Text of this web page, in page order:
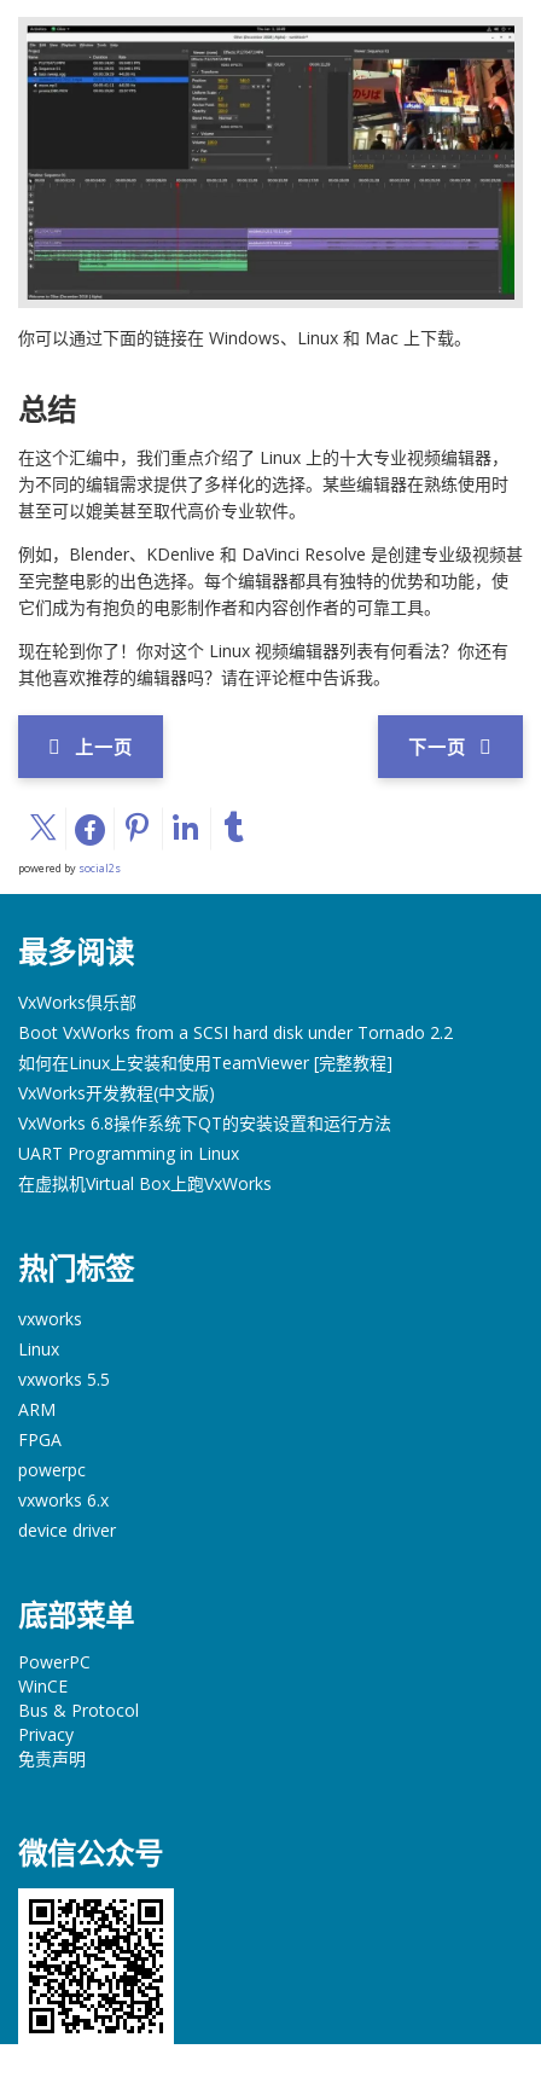
你可以通过下面的链接在 Windows、Linux 和 Mac 上下载。
总结
在这个汇编中，我们重点介绍了 Linux 上的十大专业视频编辑器，
为不同的编辑需求提供了多样化的选择。某些编辑器在熟练使用时
甚至可以媲美甚至取代高价专业软件。
例如，Blender、KDenlive 和 DaVinci Resolve 是创建专业级视频甚
至完整电影的出色选择。每个编辑器都具有独特的优势和功能，使
它们成为有抱负的电影制作者和内容创作者的可靠工具。
现在轮到你了！你对这个 Linux 视频编辑器列表有何看法？你还有
其他喜欢推荐的编辑器吗？请在评论框中告诉我。
上一页 下一页
powered by social2s
最多阅读
VxWorks俱乐部
Boot VxWorks from a SCSI hard disk under Tornado 2.2
如何在Linux上安装和使用TeamViewer [完整教程]
VxWorks开发教程(中文版)
VxWorks 6.8操作系统下QT的安装设置和运行方法
UART Programming in Linux
在虚拟机Virtual Box上跑VxWorks
热门标签
vxworks
Linux
vxworks 5.5
ARM
FPGA
powerpc
vxworks 6.x
device driver
底部菜单
PowerPC
WinCE
Bus & Protocol
Privacy
免责声明
微信公众号